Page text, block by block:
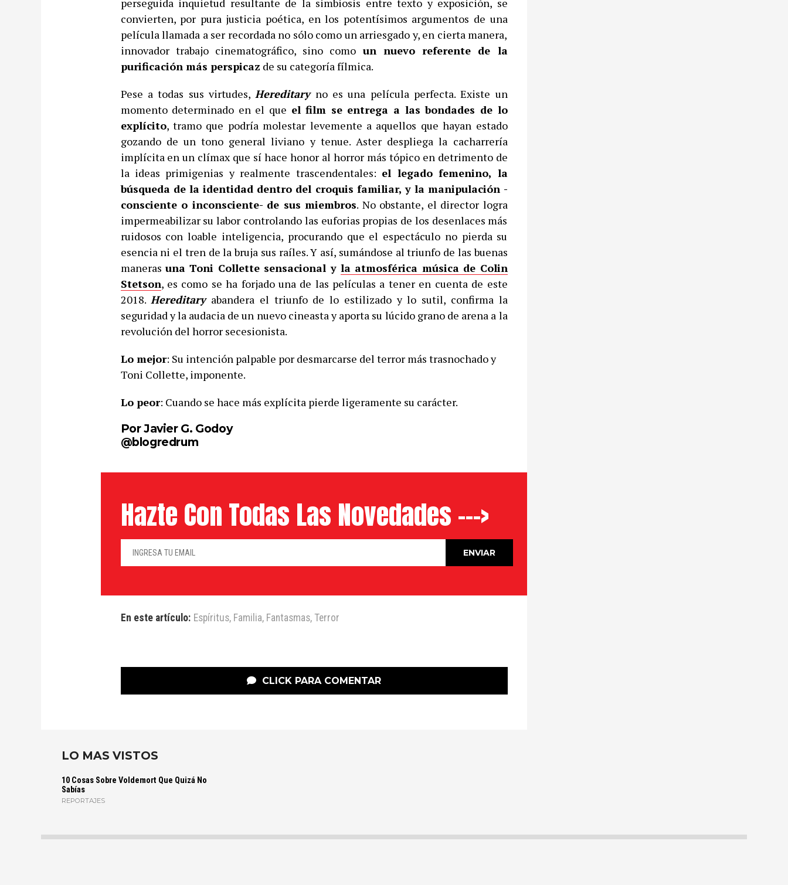
perseguida inquietud resultante de la simbiosis entre texto y exposición, se
convierten, por pura justicia poética, en los potentísimos argumentos de una
película llamada a ser recordada no sólo como un arriesgado y, en cierta manera,
innovador trabajo cinematográfico, sino como un nuevo referente de la
purificación más perspicaz de su categoría fílmica.
Pese a todas sus virtudes,Hereditary no es una película perfecta. Existe un
momento determinado en el que el film se entrega a las bondades de lo
explícito, tramo que podría molestar levemente a aquellos que hayan estado
gozando de un tono general liviano y tenue. Aster despliega la cacharrería
implícita en un clímax que sí hace honor al horror más tópico en detrimento de
la ideas primigenias y realmente trascendentales: el legado femenino, la
búsqueda de la identidad dentro del croquis familiar, y la manipulación -
consciente o inconsciente- de sus miembros. No obstante, el director logra
impermeabilizar su labor controlando las euforias propias de los desenlaces más
ruidosos con loable inteligencia, procurando que el espectáculo no pierda su
esencia ni el tren de la bruja sus raíles. Y así, sumándose al triunfo de las buenas
maneras una Toni Collette sensacional y la atmosférica música de Colin
Stetson, es como se ha forjado una de las películas a tener en cuenta de este
2018.Hereditary abandera el triunfo de lo estilizado y lo sutil, confirma la
seguridad y la audacia de un nuevo cineasta y aporta su lúcido grano de arena a la
revolución del horror secesionista.
Lo mejor: Su intención palpable por desmarcarse del terror más trasnochado y
Toni Collette, imponente.
Lo peor: Cuando se hace más explícita pierde ligeramente su carácter.
Por Javier G. Godoy
@blogredrum
Hazte Con Todas Las Novedades --->
En este artículo: Espíritus, Familia, Fantasmas, Terror
CLICK PARA COMENTAR
LO MAS VISTOS
10 Cosas Sobre Voldemort Que Quizá No
Sabías
REPORTAJES